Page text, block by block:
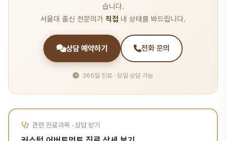
습니다.
서울대 출신 전문의가 직접 내 상태를 봐드립니다.
상담 예약하기 전화 문의
365일 진료 · 당일 상담 가능
관련 진료과목 · 상담 받기